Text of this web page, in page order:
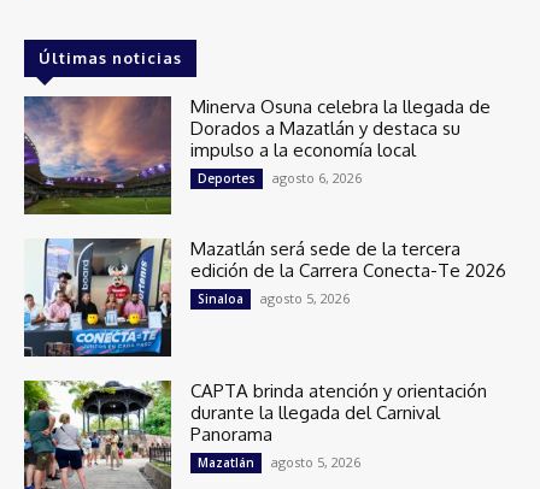
Últimas noticias
Minerva Osuna celebra la llegada de
Dorados a Mazatlán y destaca su
impulso a la economía local
Deportes agosto 6, 2026
Mazatlán será sede de la tercera
edición de la Carrera Conecta-Te 2026
Sinaloa agosto 5, 2026
CAPTA brinda atención y orientación
durante la llegada del Carnival
Panorama
Mazatlán agosto 5, 2026